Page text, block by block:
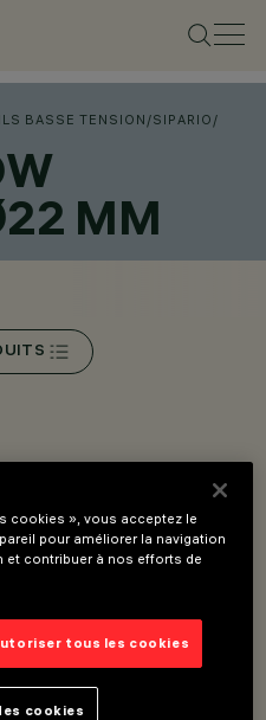
BASSE TENSION /SIPARIO /
MM
convertisseur DC/DC
et matériau
cookies », vous acceptez le
pour améliorer la navigation
et contribuer à nos efforts de
tous les cookies
cookies